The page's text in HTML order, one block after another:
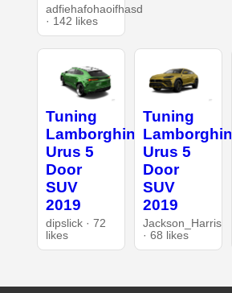
adfiehafohaoifhasd
· 142 likes
Tuning
Lamborghini
Urus 5
Door
SUV
2019
dipslick · 72
likes
Tuning
Lamborghini
Urus 5
Door
SUV
2019
Jackson_Harris
· 68 likes